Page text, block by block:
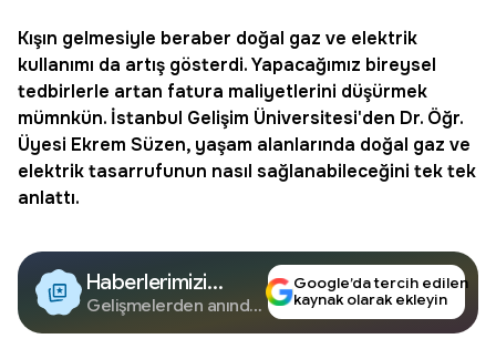
Kışın gelmesiyle beraber doğal gaz ve elektrik
kullanımı da artış gösterdi. Yapacağımız bireysel
tedbirlerle artan fatura maliyetlerini düşürmek
mümnkün. İstanbul Gelişim Üniversitesi'den Dr. Öğr.
Üyesi Ekrem Süzen, yaşam alanlarında doğal gaz ve
elektrik tasarrufunun nasıl sağlanabileceğini tek tek
anlattı.
Haberlerimizi
Google'da Takip
Edin
Gelişmelerden anında
Google’da tercih edilen
kaynak olarak ekleyin